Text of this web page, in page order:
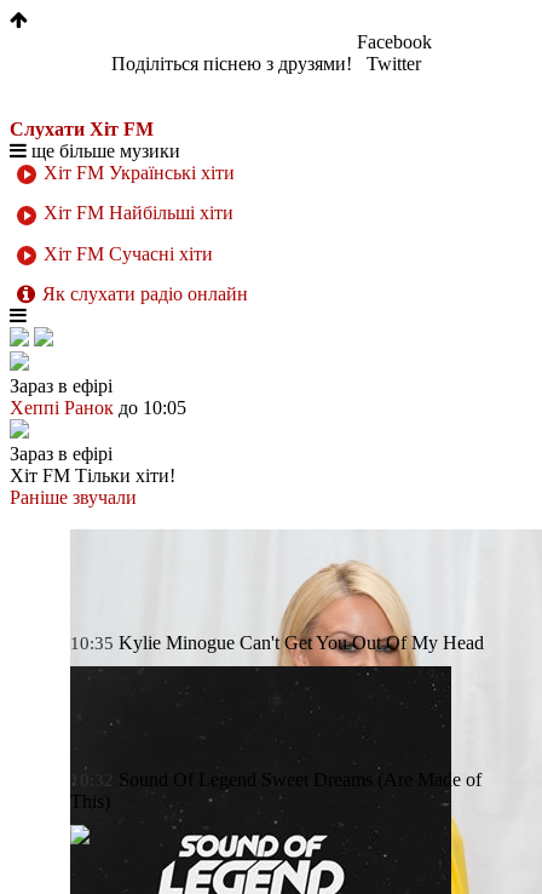
Поділіться піснею з друзями!
Facebook
Twitter
Слухати Хіт FM
ще більше музики
Хіт FM Українські хіти
Хіт FM Найбільші хіти
Хіт FM Сучасні хіти
Як слухати радіо онлайн
Зараз в ефірі
Хеппі Ранок до 10:05
Зараз в ефірі
Хіт FM Тільки хіти!
Раніше звучали
10:35 Kylie Minogue Can't Get You Out Of My Head
10:32 Sound Of Legend
Sweet Dreams (Are Made of
This)